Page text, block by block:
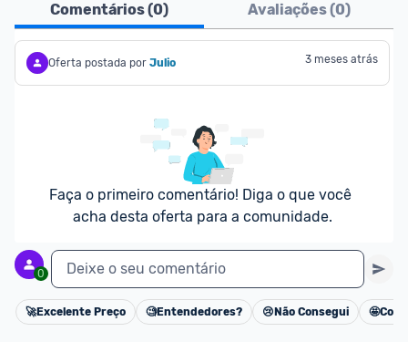
Comentários (0) Avaliações (0)
Oferta postada por Julio 3 meses atrás
Faça o primeiro comentário! Diga o que você
acha desta oferta para a comunidade.
0 Deixe o seu comentário
Cancelar
🚀Excelente Preço 🧐Entendedores? 😢 Não Consegui 🤩